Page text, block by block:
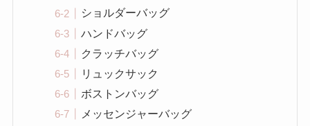
ショルダーバッグ
ハンドバッグ
クラッチバッグ
リュックサック
ボストンバッグ
メッセンジャーバッグ